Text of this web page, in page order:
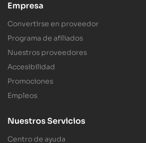
Empresa
Convertirse en proveedor
Programa de afiliados
Nuestros proveedores
Accesibilidad
Promociones
Empleos
Nuestros Servicios
Centro de ayuda